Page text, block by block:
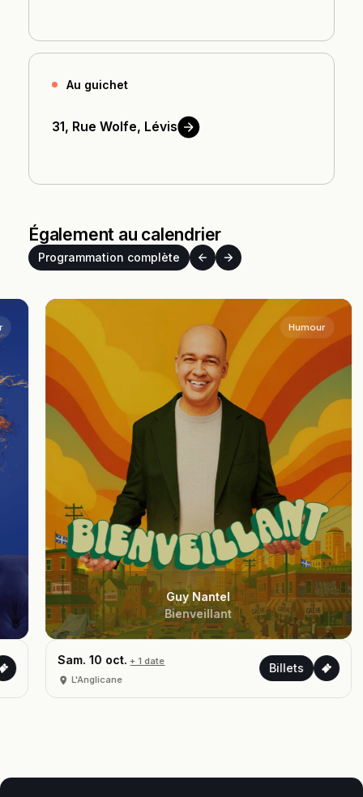
Au guichet
31, Rue Wolfe, Lévis
Également au calendrier
Programmation complète
Humour
Guy Nantel
Bienveillant
Sam. 10 oct. + 1 date
L'Anglicane
Billets